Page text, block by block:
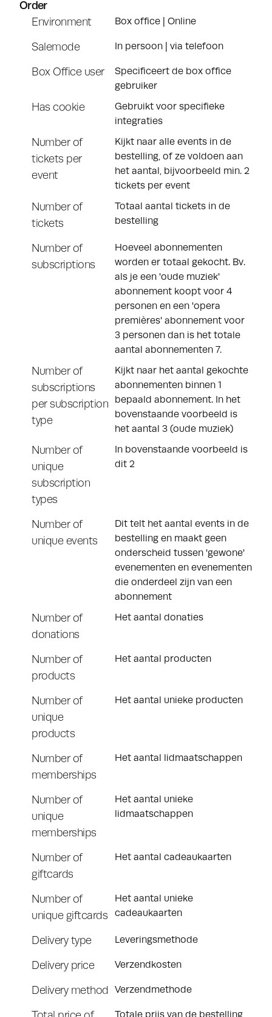
Order
Environment
Box office | Online
Salemode In persoon | via telefoon
Box Office user
Specificeert de box office
gebruiker
Has cookie
Gebruikt voor specifieke
integraties
Number of
tickets per
event
Kijkt naar alle events in de
bestelling, of ze voldoen aan
het aantal, bijvoorbeeld min. 2
tickets per event
Number of
tickets
Totaal aantal tickets in de
bestelling
Number of
subscriptions
Hoeveel abonnementen
worden er totaal gekocht. Bv.
als je een 'oude muziek'
abonnement koopt voor 4
personen en een 'opera
premières' abonnement voor
3 personen dan is het totale
aantal abonnementen 7.
Number of
subscriptions
per subscription
type
Kijkt naar het aantal gekochte
abonnementen binnen 1
bepaald abonnement. In het
bovenstaande voorbeeld is
het aantal 3 (oude muziek)
Number of
unique
subscription
types
In bovenstaande voorbeeld is
dit 2
Number of
unique events
Dit telt het aantal events in de
bestelling en maakt geen
onderscheid tussen 'gewone'
evenementen en evenementen
die onderdeel zijn van een
abonnement
Number of
donations
Het aantal donaties
Number of
products
Het aantal producten
Number of
unique
products
Het aantal unieke producten
Number of
memberships
Het aantal lidmaatschappen
Number of
unique
memberships
Het aantal unieke
lidmaatschappen
Number of
giftcards
Het aantal cadeaukaarten
Number of
unique giftcards
Het aantal unieke
cadeaukaarten
Delivery type Leveringsmethode
Delivery price Verzendkosten
Delivery method Verzendmethode